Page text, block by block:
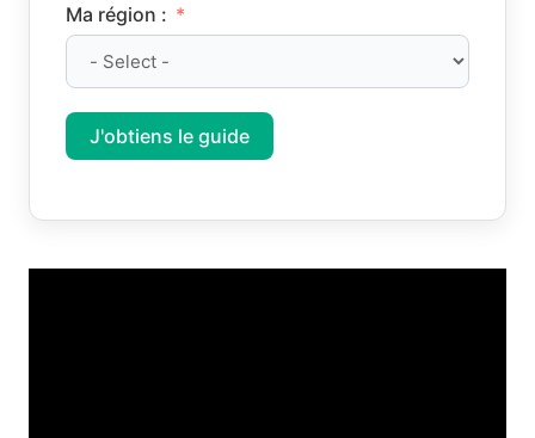
Ma région :
J'obtiens le guide